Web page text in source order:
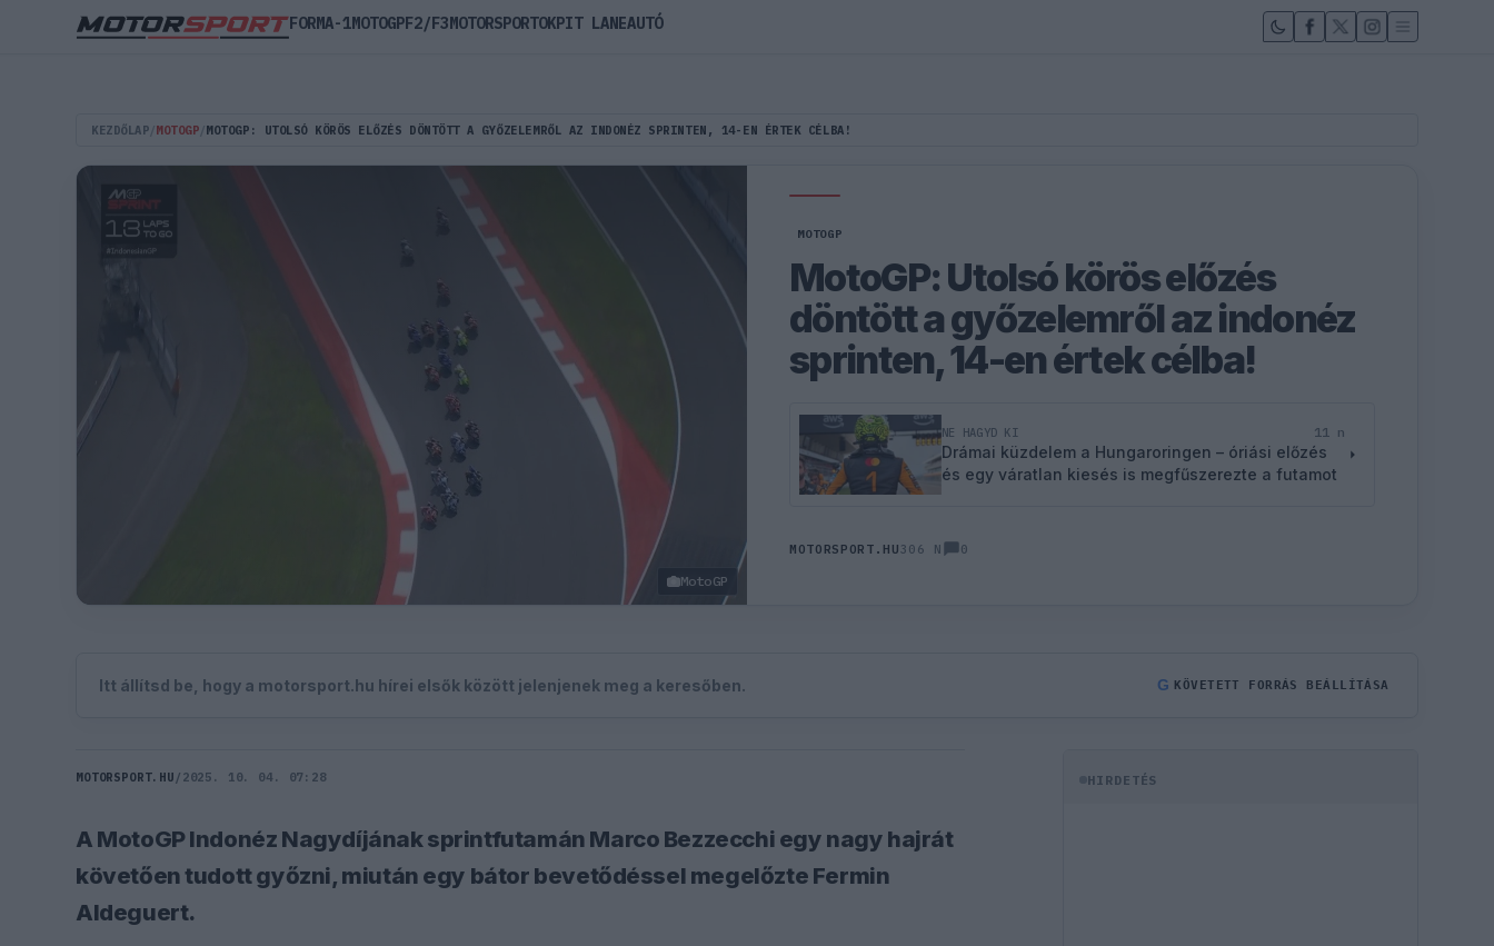
KEZDŐLAP MOTOGP MOTOGP: UTOLSÓ KÖRÖS ELŐZÉS DÖNTÖTT A GYŐZELEMRŐL AZ INDONÉZ SPRINTEN, 14-EN ÉRTEK CÉLBA!
MotoGP
MOTOGP
MotoGP: Utolsó körös előzés
döntött a győzelemről az indonéz
sprinten, 14-en értek célba!
NE HAGYD KI 11 n
Drámai küzdelem a Hungaroringen – óriási előzés
és egy váratlan kiesés is megfűszerezte a futamot
MOTORSPORT.HU306 N 0
Itt állítsd be, hogy a motorsport.hu hírei elsők között jelenjenek meg a keresőben. G KÖVETETT FORRÁS BEÁLLÍTÁSA
MOTORSPORT.HU / 2025. 10. 04. 07:28
A MotoGP Indonéz Nagydíjának sprintfutamán Marco Bezzecchi egy nagy hajrát
követően tudott győzni, miután egy bátor bevetődéssel megelőzte Fermin
Aldeguert.
HIRDETÉS
FORMA-1MOTOGPF2/F3MOTORSPORTOKPIT LANEAUTÓ